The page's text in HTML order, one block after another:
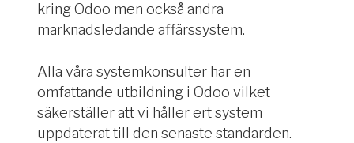
kring Odoo men också andra
marknadsledande affärssystem.
Alla våra systemkonsulterhar en
omfattande utbildning i Odoo vilket
säkerställer att vi håller ert system
uppdaterat till den senaste standarden.